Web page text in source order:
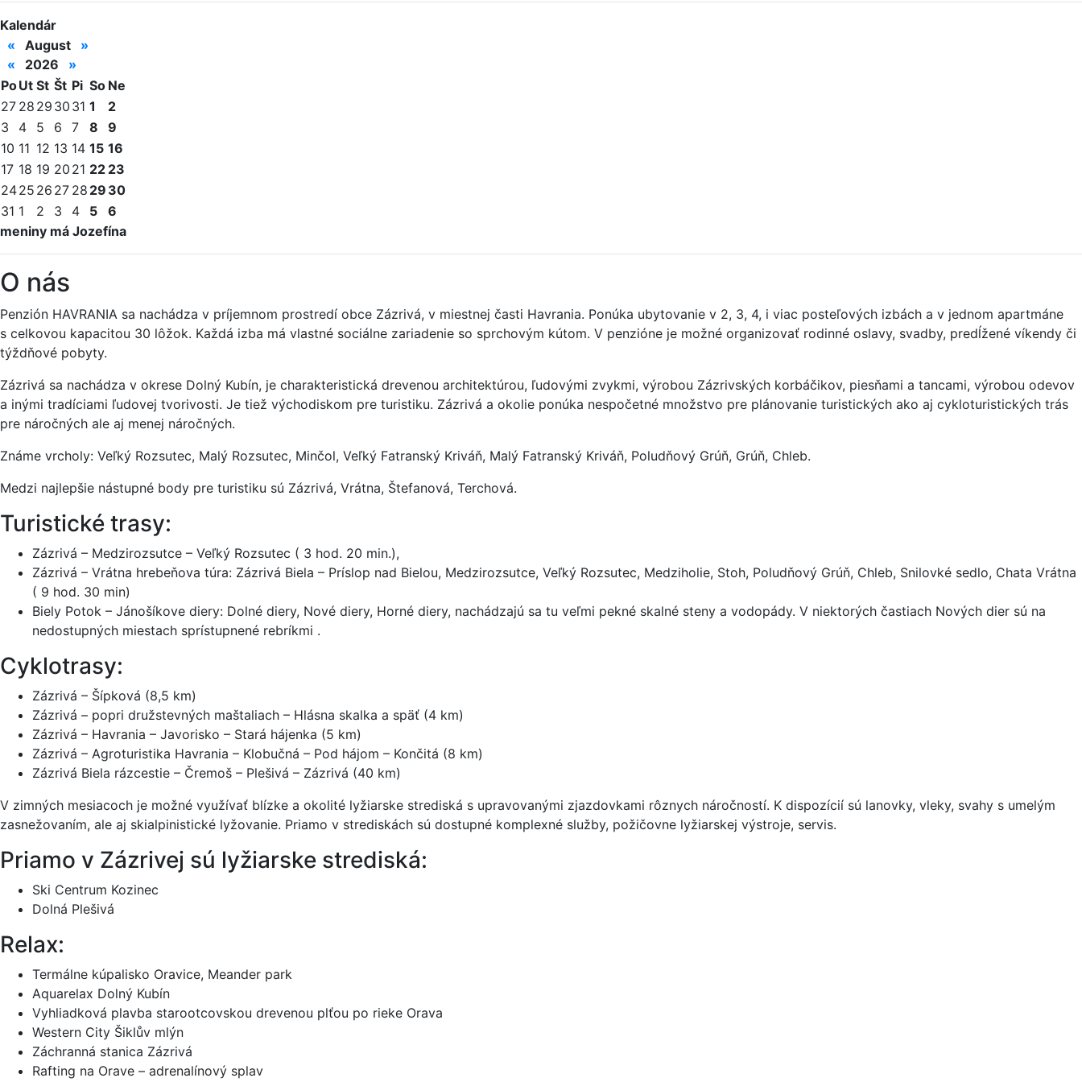
Kalendár
«
August
»
«
2026
»
PoUt St Št Pi So Ne
27 28 29 30 31 1
2
3
4 5 6 7 8
9
10 11 12 13 14 15 16
17 18 19 20 21 22 23
2425 26 27 28 29 30
31 1 2 3 4 5
6
meniny má Jozefína
O nás
Penzión HAVRANIA sa nachádza v príjemnom prostredí obce Zázrivá, v miestnej časti Havrania. Ponúka ubytovanie v 2, 3, 4, i viac posteľových izbách a v jednom apartmáne
s celkovou kapacitou 30 lôžok. Každá izba má vlastné sociálne zariadenie so sprchovým kútom. V penzióne je možné organizovať rodinné oslavy, svadby, predĺžené víkendy či
týždňové pobyty.
Zázrivá sa nachádza v okrese Dolný Kubín, je charakteristická drevenou architektúrou, ľudovými zvykmi, výrobou Zázrivských korbáčikov, piesňami a tancami, výrobou odevov
a inými tradíciami ľudovej tvorivosti. Je tiež východiskom pre turistiku. Zázrivá a okolie ponúka nespočetné množstvo pre plánovanie turistických ako aj cykloturistických trás
pre náročných ale aj menej náročných.
Známe vrcholy: Veľký Rozsutec, Malý Rozsutec, Minčol, Veľký Fatranský Kriváň, Malý Fatranský Kriváň, Poludňový Grúň, Grúň, Chleb.
Medzi najlepšie nástupné body pre turistiku sú Zázrivá, Vrátna, Štefanová, Terchová.
Turistické trasy:
Zázrivá – Medzirozsutce – Veľký Rozsutec ( 3 hod. 20 min.),
Zázrivá – Vrátna hrebeňova túra: Zázrivá Biela – Príslop nad Bielou, Medzirozsutce, Veľký Rozsutec, Medziholie, Stoh, Poludňový Grúň, Chleb, Snilovké sedlo, Chata Vrátna
( 9 hod. 30 min)
Biely Potok – Jánošíkove diery: Dolné diery, Nové diery, Horné diery, nachádzajú sa tu veľmi pekné skalné steny a vodopády. V niektorých častiach Nových dier sú na
nedostupných miestach sprístupnené rebríkmi .
Cyklotrasy:
Zázrivá – Šípková (8,5 km)
Zázrivá – popri družstevných maštaliach – Hlásna skalka a späť (4 km)
Zázrivá – Havrania – Javorisko – Stará hájenka (5 km)
Zázrivá – Agroturistika Havrania – Klobučná – Pod hájom – Končitá (8 km)
Zázrivá Biela rázcestie – Čremoš – Plešivá – Zázrivá (40 km)
V zimných mesiacoch je možné využívať blízke a okolité lyžiarske strediská s upravovanými zjazdovkami rôznych náročností. K dispozícií sú lanovky, vleky, svahy s umelým
zasnežovaním, ale aj skialpinistické lyžovanie. Priamo v strediskách sú dostupné komplexné služby, požičovne lyžiarskej výstroje, servis.
Priamo v Zázrivej sú lyžiarske strediská:
Ski Centrum Kozinec
Dolná Plešivá
Relax:
Termálne kúpalisko Oravice, Meander park
Aquarelax Dolný Kubín
Vyhliadková plavba starootcovskou drevenou plťou po rieke Orava
Western City Šiklův mlýn
Záchranná stanica Zázrivá
Rafting na Orave – adrenalínový splav